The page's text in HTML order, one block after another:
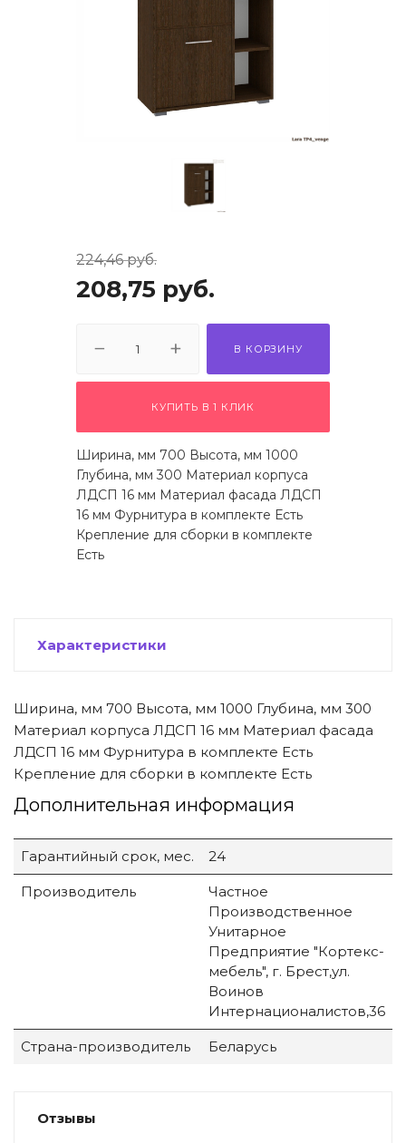
224,46руб.
208,75 руб.
В КОРЗИНУ
КУПИТЬ В 1 КЛИК
Ширина, мм 700 Высота, мм 1000
Глубина, мм 300 Материал корпуса
ЛДСП 16 мм Материал фасада ЛДСП
16 мм Фурнитура в комплекте Есть
Крепление для сборки в комплекте
Есть
Характеристики
Ширина, мм 700 Высота, мм 1000 Глубина, мм 300
Материал корпуса ЛДСП 16 мм Материал фасада
ЛДСП 16 мм Фурнитура в комплекте Есть
Крепление для сборки в комплекте Есть
Дополнительная информация
Гарантийный срок, мес. 24
Производитель
Частное
Производственное
Унитарное
Предприятие "Кортекс-
мебель", г. Брест,ул.
Воинов
Интернационалистов,36
Страна-производитель Беларусь
Отзывы